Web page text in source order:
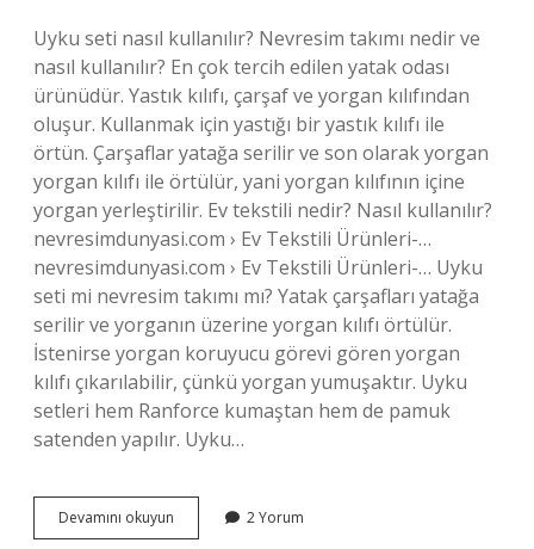
Uyku seti nasıl kullanılır? Nevresim takımı nedir ve
nasıl kullanılır? En çok tercih edilen yatak odası
ürünüdür. Yastık kılıfı, çarşaf ve yorgan kılıfından
oluşur. Kullanmak için yastığı bir yastık kılıfı ile
örtün. Çarşaflar yatağa serilir ve son olarak yorgan
yorgan kılıfı ile örtülür, yani yorgan kılıfının içine
yorgan yerleştirilir. Ev tekstili nedir? Nasıl kullanılır?
nevresimdunyasi.com › Ev Tekstili Ürünleri-…
nevresimdunyasi.com › Ev Tekstili Ürünleri-… Uyku
seti mi nevresim takımı mı? Yatak çarşafları yatağa
serilir ve yorganın üzerine yorgan kılıfı örtülür.
İstenirse yorgan koruyucu görevi gören yorgan
kılıfı çıkarılabilir, çünkü yorgan yumuşaktır. Uyku
setleri hem Ranforce kumaştan hem de pamuk
satenden yapılır. Uyku…
Devamını okuyun
Seti
2 Yorum